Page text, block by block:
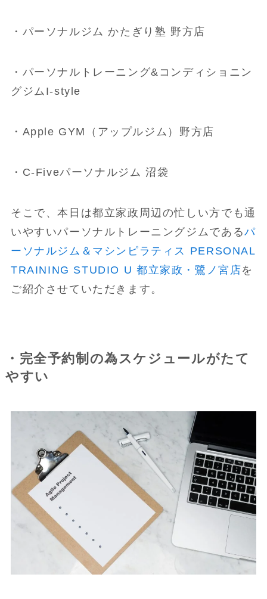
・パーソナルジム かたぎり塾 野方店
・パーソナルトレーニング&コンディショニン
グジムI-style
・Apple GYM（アップルジム）野方店
・C-Fiveパーソナルジム 沼袋
そこで、本日は都立家政周辺の忙しい方でも通
いやすいパーソナルトレーニングジムであるパ
ーソナルジム＆マシンピラティス PERSONAL
TRAINING STUDIO U 都立家政・鷺ノ宮店を
ご紹介させていただきます。
・完全予約制の為スケジュールがたて
やすい